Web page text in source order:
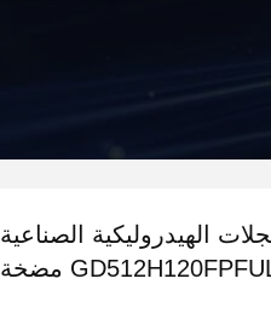
الهيدروليكية الصناعية
GD512H120FPFUL20IN208 Vickers مضخة